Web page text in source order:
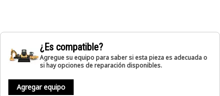
¿Es compatible?
Agregue su equipo para saber si esta pieza es adecuada o
si hay opciones de reparación disponibles.
Agregar equipo